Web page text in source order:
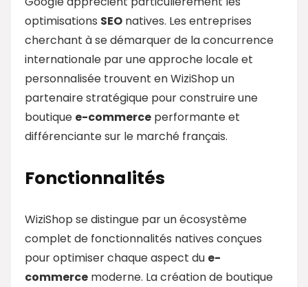
optimisations SEO natives. Les entreprises
cherchant à se démarquer de la concurrence
internationale par une approche locale et
personnalisée trouvent en WiziShop un
partenaire stratégique pour construire une
boutique e-commerce performante et
différenciante sur le marché français.
Fonctionnalités
WiziShop se distingue par un écosystème
complet de fonctionnalités natives conçues
pour optimiser chaque aspect du e-
commerce moderne. La création de boutique